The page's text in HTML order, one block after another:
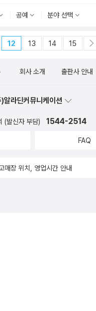
공예 분야 선택
12 13 14 15
회사 소개 출판사 안내
알라딘커뮤니케이션
(발신자 부담) 1544-2514
FAQ
매장 위치, 영업시간 안내